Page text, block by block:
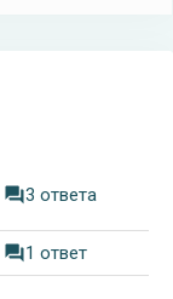
3 ответа
1 ответ